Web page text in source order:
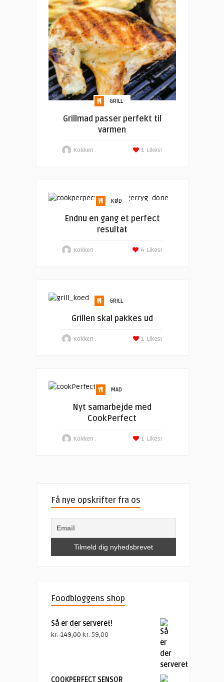
GRILL
Grillmad passer perfekt til
varmen
Kokken . Likes!
1
KØD
Endnu en gang et perfect
resultat
Kokken . Likes!
4
GRILL
Grillen skal pakkes ud
Kokken . Likes!
1
MAD
Nyt samarbejde med
CookPerfect
Kokken . Likes!
1
Få nye opskrifter fra os
Foodbloggens shop
Så er der serveret!
kr.149,00Den
kr. 149,00.
kr. 59,00
kr. 59,00.
COOKPERFECT SENSOR